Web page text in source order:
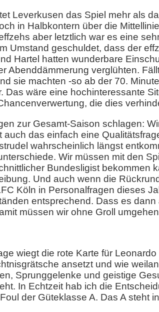
Leverkusen das Spiel mehr als
in Halbkontern über die
aber letztlich war es eine
Umstand geschuldet, dass der
Hartel hatten wunderbare
Abenddämmerung verglühten.
sie machten -so ab der 70.
Das wäre eine hochinteressante
die dies
zur Gesamt-Saison schlagen:
das einfach eine
wahrscheinlich längst
Wir müssen mit den
Bundesligist bekommen
Und auch wenn die
Köln in Personalfragen dieses
entsprechend. Dass es
müssen wir ohne Groll
wiegt die rote Karte für
ansetzt und wie
Sprunggelenke und geistige
In Echtzeit hab ich die
der Güteklasse A. Das A steht